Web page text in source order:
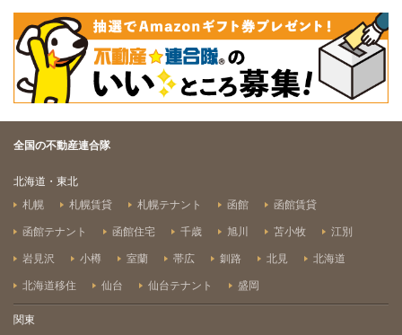
全国の不動産連合隊
北海道・東北
札幌
札幌賃貸 札幌テナント 函館 函館賃貸
函館テナント 函館住宅 千歳 旭川 苫小牧 江別
岩見沢 小樽 室蘭 帯広 釧路 北見 北海道
北海道移住 仙台 仙台テナント 盛岡
関東